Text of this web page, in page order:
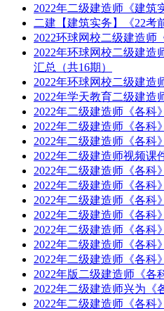
2022年二级建造师《建筑
二建【建筑实务】《22考
2022环球网校二级建造师
2022年环球网校二级建造
汇总（共16期）
2022年环球网校二级建造
2022年学天教育二级建造
2022年二级建造师《各科
2022年二级建造师《各科
2022年二级建造师《各科
2022年二级建造师视频课
2022年二级建造师《各科
2022年二级建造师《各科
2022年二级建造师《各科
2022年二级建造师《各科
2022年二级建造师《各科
2022年二级建造师《各科
2022年二级建造师《各科
2022年版二级建造师《各
2022年二级建造师兴为《
2022年二级建造师《各科